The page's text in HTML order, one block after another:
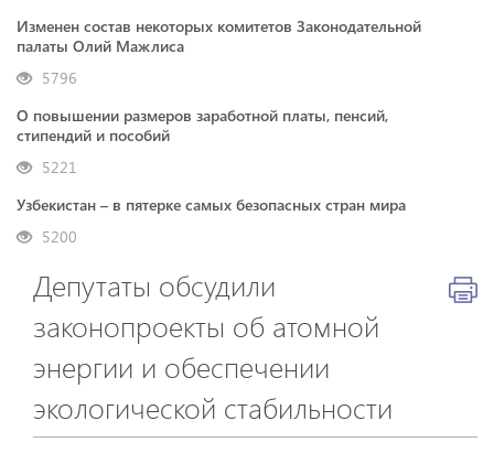
Изменен состав некоторых комитетов Законодательной
палаты Олий Мажлиса
5796
О повышении размеров заработной платы, пенсий,
стипендий и пособий
5221
Узбекистан – в пятерке самых безопасных стран мира
5200
Депутаты обсудили
законопроекты об атомной
энергии и обеспечении
экологической стабильности